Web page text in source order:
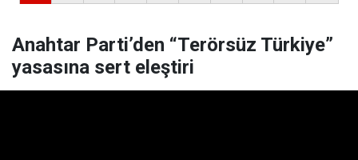
Anahtar Parti’den “Terörsüz Türkiye”
yasasına sert eleştiri